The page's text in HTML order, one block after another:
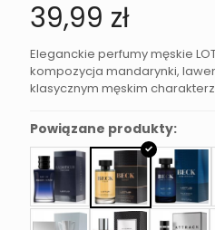
39,99 zł
Eleganckie perfumy męskie
kompozycja mandarynki,
klasycznym męskim
Powiązane produkty: